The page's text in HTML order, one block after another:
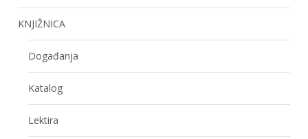
KNJIŽNICA
Događanja
Katalog
Lektira